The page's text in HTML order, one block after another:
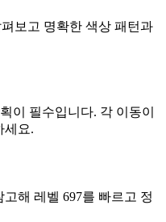
보고 명확한 색상 패턴과
이 필수입니다. 각 이동이
세요.
해 레벨 697를 빠르고 정